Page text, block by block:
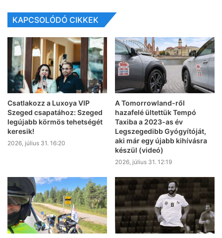
KAPCSOLÓDÓ CIKKEK
Csatlakozz a Luxoya VIP
Szeged csapatához: Szeged
legújabb körmös tehetségét
keresik!
2026, július 31. 16:20
A Tomorrowland-ről
hazafelé ültettük Tempó
Taxiba a 2023-as év
Legszegedibb Gyógyítóját,
aki már egy újabb kihívásra
készül (videó)
2026, július 31. 12:19